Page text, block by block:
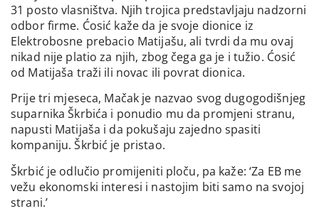
31 posto vlasništva. Njih trojica predstavljaju nadzorni
odbor firme. Ćosić kaže da je svoje dionice iz
Elektrobosne prebacio Matijašu, ali tvrdi da mu ovaj
nikad nije platio za njih, zbog čega ga je i tužio. Ćosić
od Matijaša traži ili novac ili povrat dionica.
Prije tri mjeseca, Mačak je nazvao svog dugogodišnjeg
suparnika Škrbića i ponudio mu da promjeni stranu,
napusti Matijaša i da pokušaju zajedno spasiti
kompaniju. Škrbić je pristao.
Škrbić je odlučio promijeniti ploču, pa kaže: ‘Za EB me
vežu ekonomski interesi i nastojim biti samo na svojoj
strani.’